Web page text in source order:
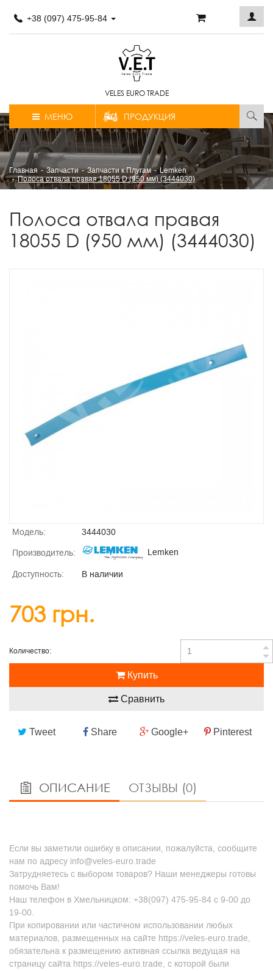
+38 (097) 475-95-84
VELES EURO TRADE
МЕНЮ ПРОДУКЦИЯ
Главная Запчасти Запчасти к Плугам
Lemken
Полоса отвала правая 18055 D (950 мм) (3444030)
Полоса отвала правая
18055 D (950 мм) (3444030)
Модель: 3444030
Производитель: Lemken
Доступность: В наличии
703 грн.
Количество:
Купить
Сравнить
Tweet Share Google+ Pinterest
ОПИСАНИЕ ОТЗЫВЫ (0)
Если вы заметили ошибку в описании, пожалуйста, сообщите
нам по адресу info@veles-euro.trade
Затрудняетесь с выбором товаров? Наши менеджеры готовы
помочь Вам!
Наш телефон в Хмельницком: +38(097) 475-95-84 с 9-00 до
19-00.
При копировании или частичном использовании любых
материалов, размещенных на сайте https://veles-euro.trade,
обязательна к размещению активная ссылка ведущая на
страницу сайта https://veles-euro.trade, с которой были